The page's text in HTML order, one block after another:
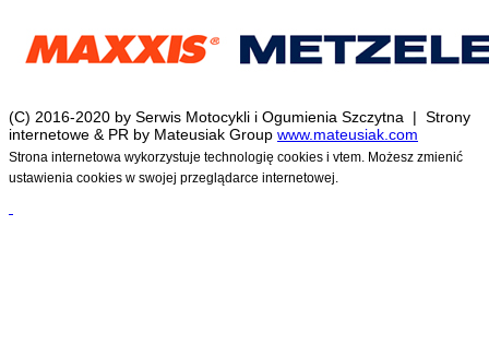
(C) 2016-2020 by Serwis Motocykli i Ogumienia Szczytna | Strony
internetowe & PR by Mateusiak Group www.mateusiak.com
Strona internetowa wykorzystuje technologię cookies i vtem. Możesz zmienić
ustawienia cookies w swojej przeglądarce internetowej.